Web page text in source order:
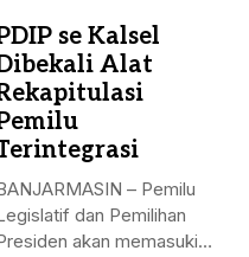
se Kalsel
Alat
– Pemilu
dan Pemilihan
akan memasuki